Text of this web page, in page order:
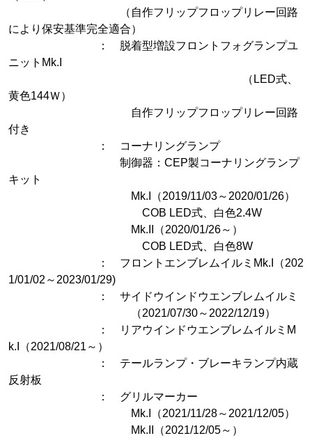
（自作フリップフロップリレー回路
により保安基準完全適合）
： 脱着型増設フロントフォグランプユ
ニットMk.I
（LED式、
黄色144Ｗ）
自作フリップフロップリレー回路
付き
： コーナリングランプ
制御器：CEP製コーナリングランプ
キット
Mk.I（2019/11/03～2020/01/26）
COB LED式、白色2.4W
Mk.II（2020/01/26～）
COB LED式、白色8W
： フロントエンブレムイルミMk.I（202
1/01/02～2023/01/29)
： サイドウインドウエンブレムイルミ
（2021/07/30～2022/12/19）
： リアウインドウエンブレムイルミM
k.I（2021/08/21～）
： テールランプ・ブレーキランプ内蔵
反射板
： グリルマーカー
Mk.I（2021/11/28～2021/12/05）
Mk.II（2021/12/05～）